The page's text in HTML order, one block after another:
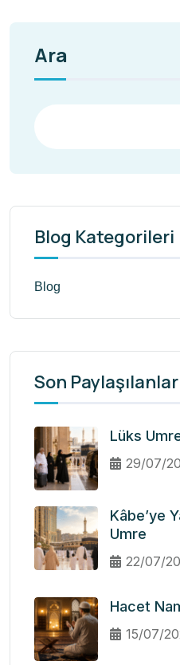
Ara
Blog Kategorileri
Blog
Son Paylaşılanlar
Lüks
29/07/
Kâbe’ye
Umre
22/07/
Hacet
15/07/